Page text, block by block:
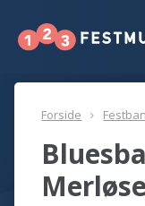
Forside
Merløse